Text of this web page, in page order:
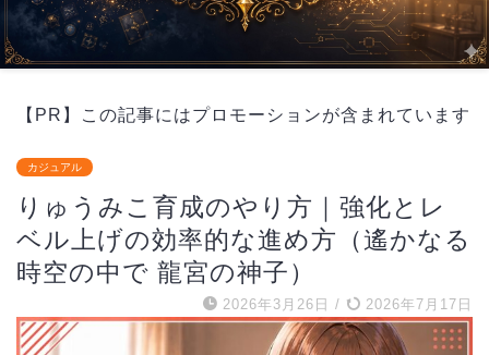
【PR】この記事にはプロモーションが含まれています
カジュアル
りゅうみこ育成のやり方｜強化とレ
ベル上げの効率的な進め方（遙かなる
時空の中で 龍宮の神子）
2026年3月26日 / 2026年7月17日